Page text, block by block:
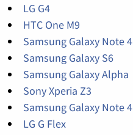
LG G4
HTC One M9
Samsung Galaxy Note 4
Samsung Galaxy S6
Samsung Galaxy Alpha
Sony Xperia Z3
Samsung Galaxy Note 4
LG G Flex